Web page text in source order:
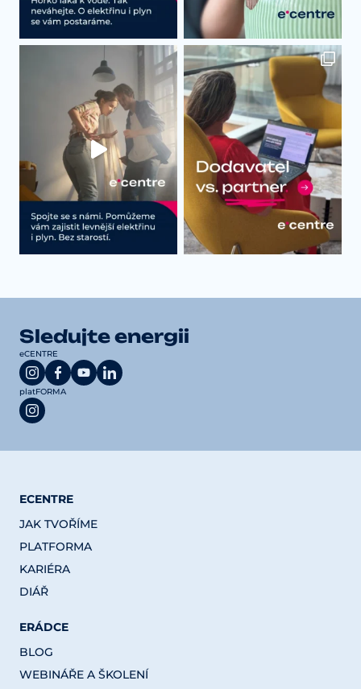
Sledujte energii
eCENTRE
platFORMA
ECENTRE
JAK TVOŘÍME
PLATFORMA
KARIÉRA
DIÁŘ
ERÁDCE
BLOG
WEBINÁŘE A ŠKOLENÍ